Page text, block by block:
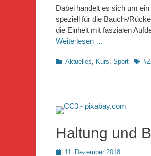
Dabei handelt es sich um
speziell für die Bauch-/
die Einheit mit faszialen
Weiterlesen …
Kategorien
Aktuelles, Kurs, Sport
Haltung und
Posted11. Dezember 2018